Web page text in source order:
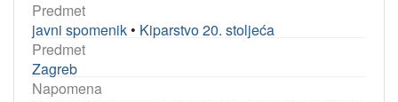
Predmet
javni spomenik • Kiparstvo 20. stoljeća
Predmet
Zagreb
Napomena